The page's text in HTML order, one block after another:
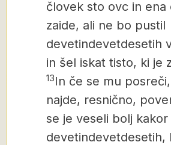
človek sto ovc in ena
zaide, ali ne bo pustil
devetindevetdesetih
in šel iskat tisto, ki je
13In če se mu
najde, resnično,
se je veseli bolj kakor
devetindevetdesetih,